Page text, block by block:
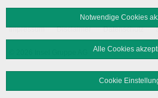
Impressum Disclaimer Datenschutz
Notwendige Cookies
Alle Cookies
Cookie